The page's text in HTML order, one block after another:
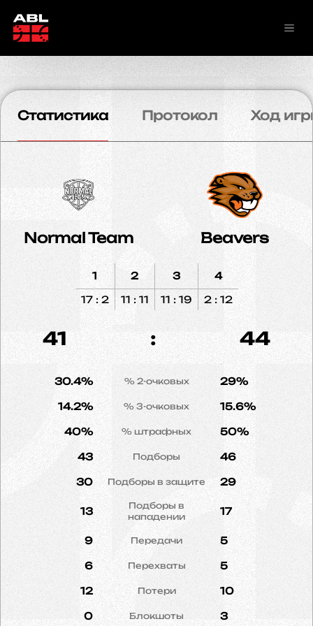
Статистика Протокол Ход
Normal Team Beavers
1
17 : 2
2
11 : 11
3
11 : 19
4
2 : 12
41 : 44
30.4% % 2-очковых 29%
14.2% % 3-очковых 15.6%
40% % штрафных 50%
43 Подборы 46
30 Подборы в защите 29
13
Подборы в
нападении
17
9 Передачи 5
6 Перехваты 5
12 Потери 10
0 Блокшоты 3